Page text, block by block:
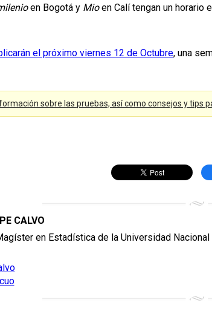
en Bogotá y Mioen Calí tengan un horario
el próximo viernes 12 de Octubre, una
sobre las pruebas, así como consejos y tips
CALVO
en Estadística de la Universidad